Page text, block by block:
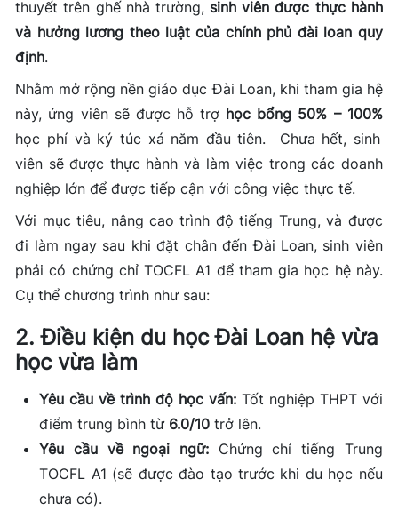
thuyết trên ghế nhà trường, sinh viên được thực hành
và hưởng lương theo luật của chính phủ đài loan quy
định.
Nhằm mở rộng nền giáo dục Đài Loan, khi tham gia hệ
này, ứng viên sẽ được hỗ trợ học bổng 50% – 100%
học phí và ký túc xá năm đầu tiên. Chưa hết, sinh
viên sẽ được thực hành và làm việc trong các doanh
nghiệp lớn để được tiếp cận với công việc thực tế.
Với mục tiêu, nâng cao trình độ tiếng Trung, và được
đi làm ngay sau khi đặt chân đến Đài Loan, sinh viên
phải có chứng chỉTOCFL A1 để tham gia học hệ này.
Cụ thể chương trình như sau:
2. Điều kiện du học Đài Loan hệ vừa
học vừa làm
Yêu cầu về trình độ học vấn: Tốt nghiệp THPT với
điểm trung bình từ 6.0/10 trở lên.
Yêu cầu về ngoại ngữ: Chứng chỉ tiếng Trung
TOCFL A1 (sẽ được đào tạo trước khi du học nếu
chưa có).